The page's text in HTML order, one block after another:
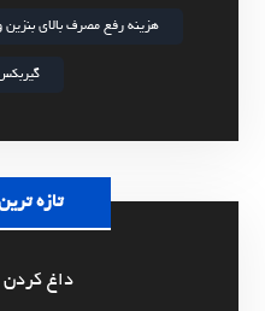
هزینه رفع مصرف بالای بنزین
تازه
داغ کردن